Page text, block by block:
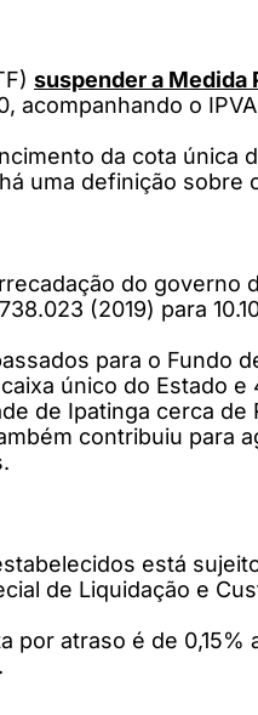
suspender a Medida
acompanhando o
da cota única
uma definição
do
(2019) para
para o Fundo
único do Estado
de Ipatinga cerca
contribuiu para
está
de Liquidação e
por atraso é de